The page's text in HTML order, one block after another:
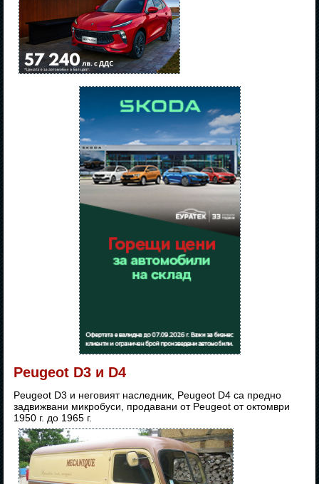
Peugeot D3 и D4
Peugeot D3 и неговият наследник, Peugeot D4 са предно
задвижвани микробуси, продавани от Peugeot от октомври
1950 г. до 1965 г.